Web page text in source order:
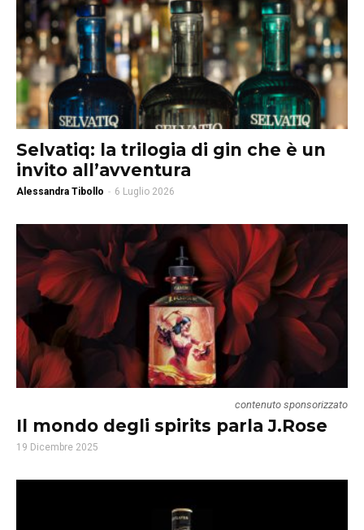
Selvatiq: la trilogia di gin che è un
invito all’avventura
Alessandra Tibollo - 6 Luglio 2026
contenuto sponsorizzato
Il mondo degli spirits parla J.Rose
19 Dicembre 2025